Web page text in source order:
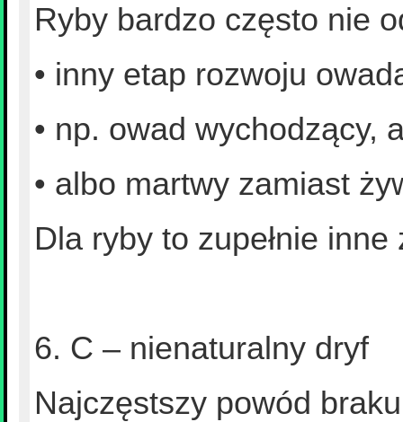
Ryby bardzo często nie
• inny etap rozwoju
• np. owad wychodzący,
• albo martwy zamiast
Dla ryby to zupełnie inne
6. C – nienaturalny dryf
Najczęstszy powód